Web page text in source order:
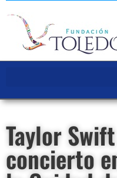
Taylor
concierto